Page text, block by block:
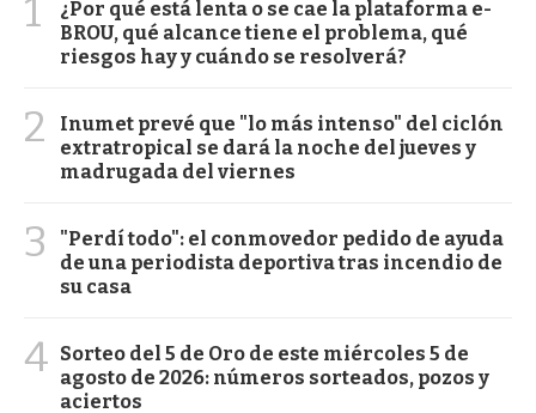
1
¿Por qué está lenta o se cae la plataforma e-
BROU, qué alcance tiene el problema, qué
riesgos hay y cuándo se resolverá?
2
Inumet prevé que "lo más intenso" del ciclón
extratropical se dará la noche del jueves y
madrugada del viernes
3
"Perdí todo": el conmovedor pedido de ayuda
de una periodista deportiva tras incendio de
su casa
4 Sorteo del 5 de Oro de este miércoles 5 de
agosto de 2026: números sorteados, pozos y
aciertos